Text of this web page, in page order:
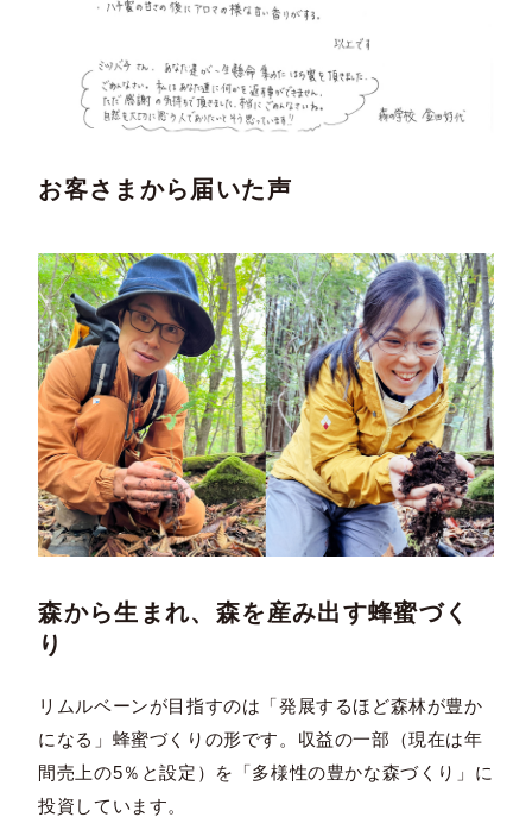
お客さまから届いた声
森から生まれ、森を産み出す蜂蜜づく
り
リムルベーンが目指すのは「発展するほど森林が豊か
になる」蜂蜜づくりの形です。収益の一部（現在は年
間売上の5％と設定）を「多様性の豊かな森づくり」に
投資しています。